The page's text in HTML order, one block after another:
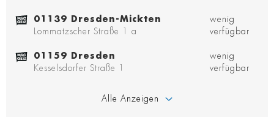
01139 Dresden-Mickten
Lommatzscher Straße 1 a
wenig
verfügbar
01159 Dresden
Kesselsdorfer Straße 1
wenig
verfügbar
Alle Anzeigen